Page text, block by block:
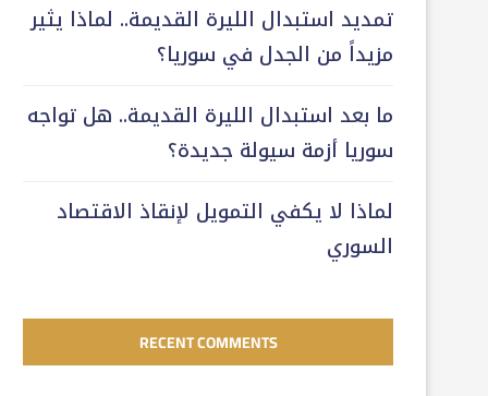
تمديد استبدال الليرة القديمة.. لماذا يثير
مزيداً من الجدل في سوريا؟
ما بعد استبدال الليرة القديمة.. هل تواجه
سوريا أزمة سيولة جديدة؟
لماذا لا يكفي التمويل لإنقاذ الاقتصاد
السوري
RECENT COMMENTS